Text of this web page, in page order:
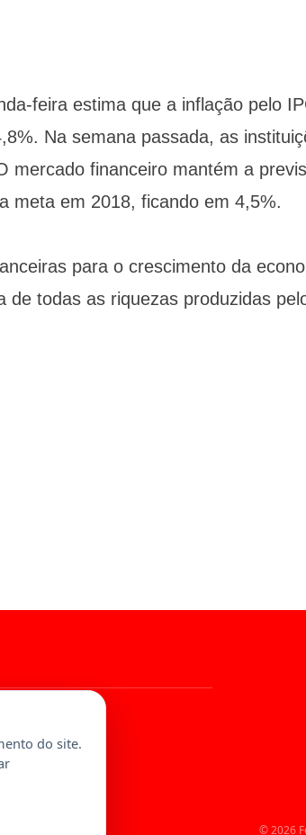
feira estima que a inflação pelo
Na semana passada, as
mercado financeiro mantém a
meta em 2018, ficando em 4,5%.
para o crescimento da
de todas as riquezas produzidas
© 2026
do site.